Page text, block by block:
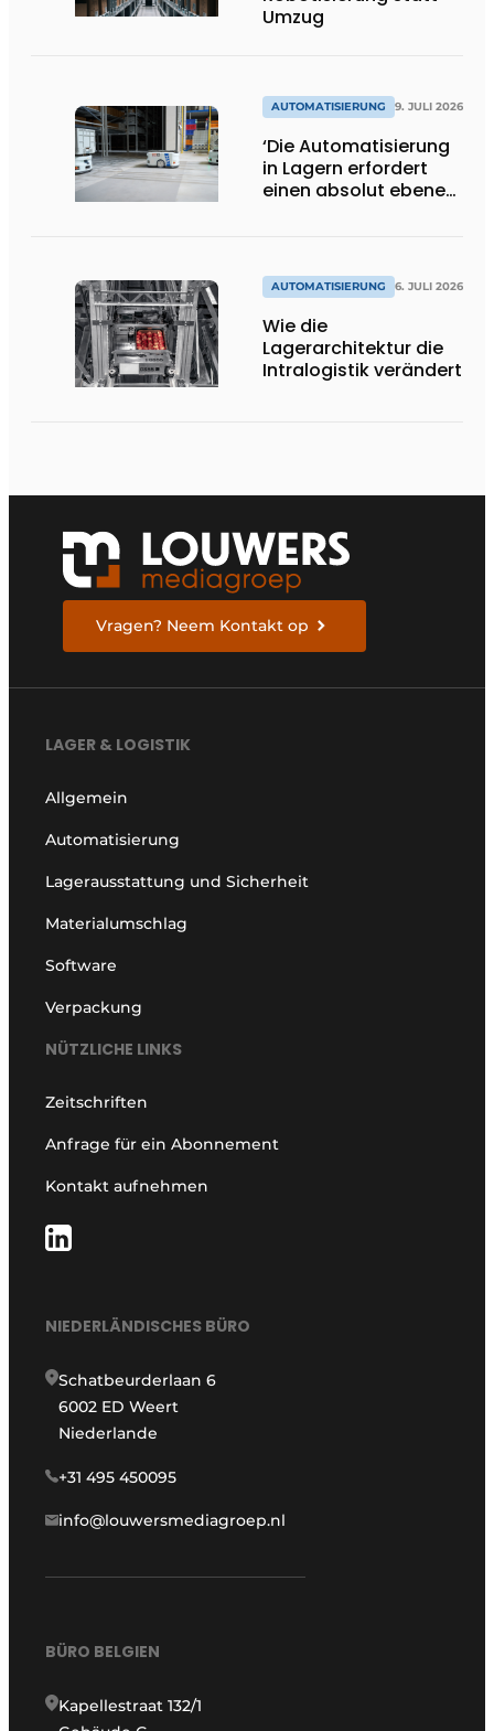
Umzug
AUTOMATISIERUNG 9. JULI 2026
‘Die Automatisierung
in Lagern erfordert
einen absolut ebenen
AUTOMATISIERUNG 6. JULI 2026
Wie die
Lagerarchitektur die
Intralogistik verändert
Vragen? Neem Kontakt op
LAGER & LOGISTIK
Allgemein
Automatisierung
Lagerausstattung und Sicherheit
Materialumschlag
Software
Verpackung
NÜTZLICHE LINKS
Zeitschriften
Anfrage für ein Abonnement
Kontakt aufnehmen
NIEDERLÄNDISCHES BÜRO
Schatbeurderlaan 6
6002 ED Weert
Niederlande
+31 495 450095
info@louwersmediagroep.nl
BÜRO BELGIEN
Kapellestraat 132/1